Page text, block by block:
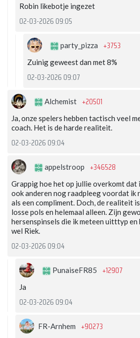
Robin likebotje ingezet
02-03-2026 09:05
party_pizza +3753
Zuinig geweest dan met 8%
02-03-2026 09:07
Alchemist +20501
Ja, onze spelers hebben tactisch veel
coach. Het is de harde realiteit.
02-03-2026 09:04
appelstroop +346528
Grappig hoe het op jullie overkomt dat
ook anderen nog raadpleeg voordat ik
als een compliment. Doch, de realiteit
losse pols en helemaal alleen. Zijn
hersenspinsels die ik meteen uitttyp en
wel Riek.
02-03-2026 09:04
PunaiseFR85 +12907
Ja
02-03-2026 09:04
FR-Arnhem +90273